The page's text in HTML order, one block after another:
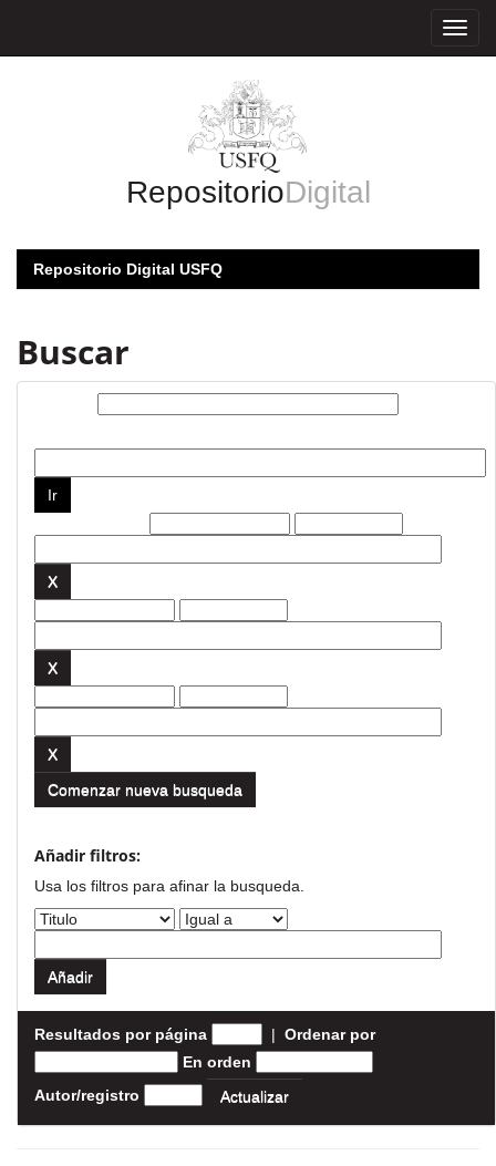
RepositorioDigital
Repositorio Digital USFQ
Buscar
Comenzar nueva busqueda
Añadir filtros:
Usa los filtros para afinar la busqueda.
Resultados por página | Ordenar por
En orden
Autor/registro